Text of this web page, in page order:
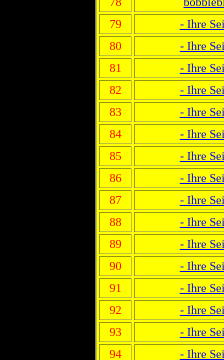
79
- Ihre
80
- Ihre
81
- Ihre
82
- Ihre
83
- Ihre
84
- Ihre
85
- Ihre
86
- Ihre
87
- Ihre
88
- Ihre
89
- Ihre
90
- Ihre
91
- Ihre
92
- Ihre
93
- Ihre
94
- Ihre